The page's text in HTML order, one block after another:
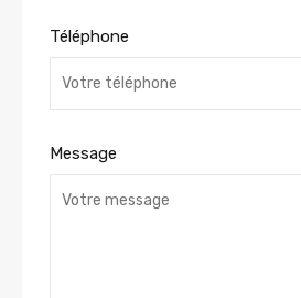
Téléphone
Message